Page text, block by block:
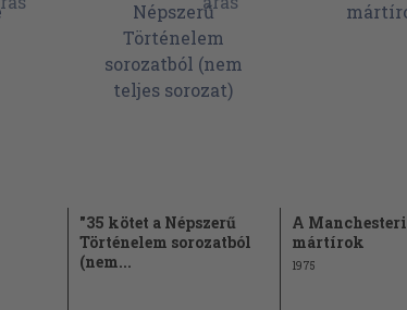
"35 kötet a Népszerű
Történelem sorozatból
(nem...
A Manchesteri
mártírok
1975